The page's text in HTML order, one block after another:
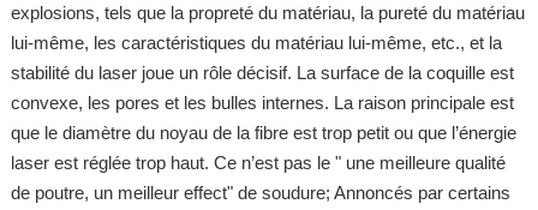
explosions, tels que la propreté du matériau, la pureté du matériau
lui-même, les caractéristiques du matériau lui-même, etc., et la
stabilité du laser joue un rôle décisif. La surface de la coquille est
convexe, les pores et les bulles internes. La raison principale est
que le diamètre du noyau de la fibre est trop petit ou que l’énergie
laser est réglée trop haut. Ce n’est pas le " une meilleure qualité
de poutre, un meilleur effect" de soudure; Annoncés par certains